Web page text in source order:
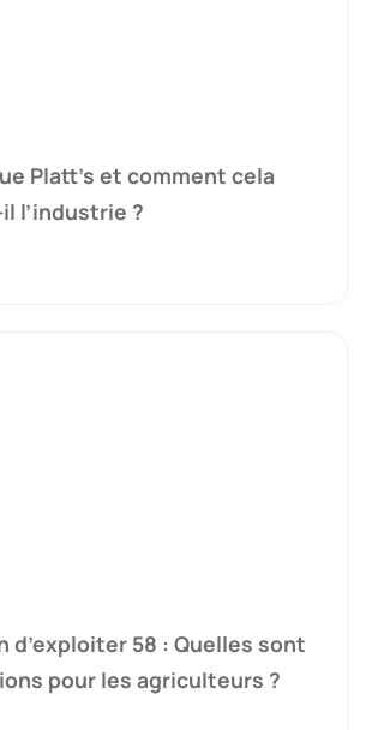
Platt’s et comment cela
l’industrie ?
d’exploiter 58 : Quelles sont
pour les agriculteurs ?